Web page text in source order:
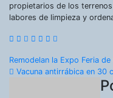
propietarios de los
labores de limpieza y
Remodelan la Expo Feria de
Vacuna antirrábica en 30